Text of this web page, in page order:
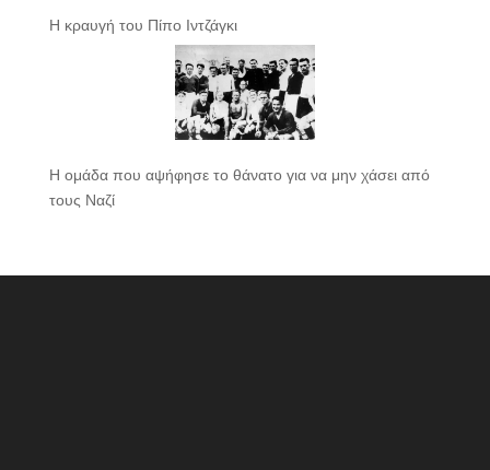
Η κραυγή του Πίπο Ιντζάγκι
Η ομάδα που αψήφησε το θάνατο για να μην χάσει από
τους Ναζί